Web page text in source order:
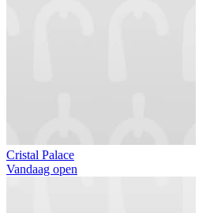
Cristal Palace
Vandaag open